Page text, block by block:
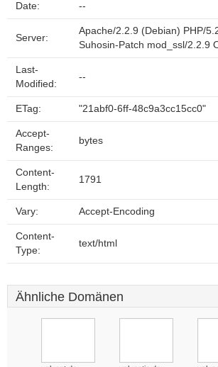
Date: --
Server:
Apache/2.2.9 (Debian) PHP/
Suhosin-Patch mod_ssl/2.2.9
Last-
Modified:
--
ETag: "21abf0-6ff-48c9a3cc15cc0"
Accept-
Ranges:
bytes
Content-
Length:
1791
Vary: Accept-Encoding
Content-
Type:
text/html
Ähnliche Domänen